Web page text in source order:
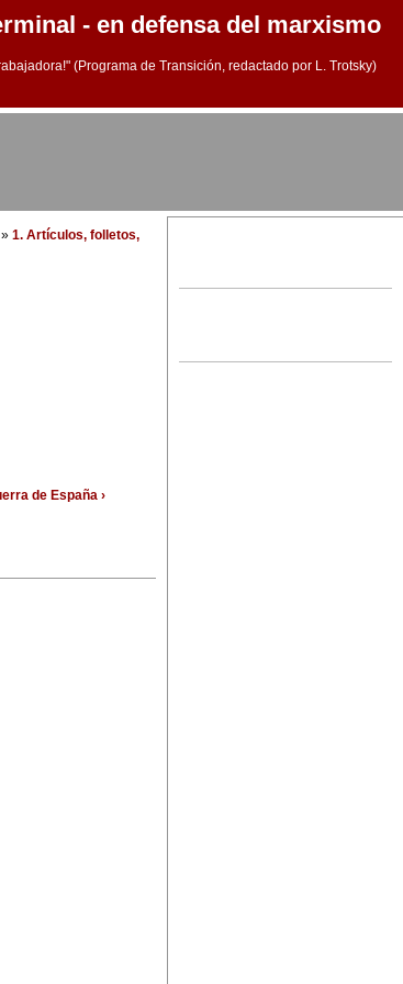
- en defensa del marxismo
(Programa de Transición, redactado por L. Trotsky)
» 1. Artículos, folletos,
de España ›